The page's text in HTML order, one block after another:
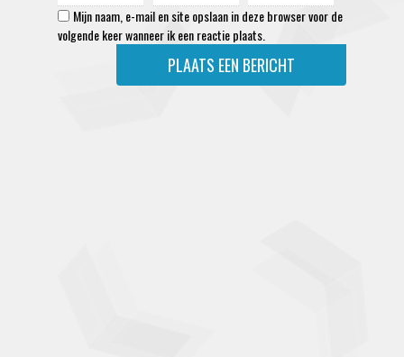
Mijn naam, e-mail en site opslaan in deze browser voor de
volgende keer wanneer ik een reactie plaats.